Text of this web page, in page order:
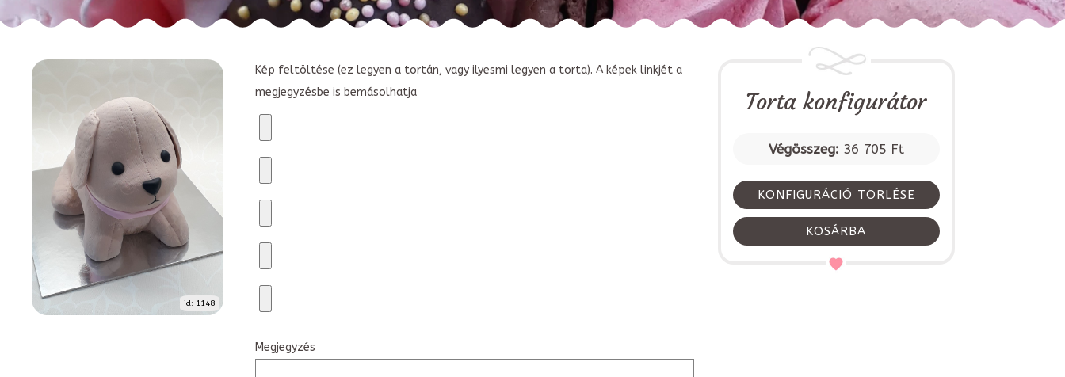
id: 1148
Kép feltöltése (ez legyen a tortán, vagy ilyesmi legyen a torta). A képek linkjét a
megjegyzésbe is bemásolhatja
Megjegyzés
Torta konfigurátor
Végösszeg: 36 705 Ft
KONFIGURÁCIÓ TÖRLÉSE
KOSÁRBA